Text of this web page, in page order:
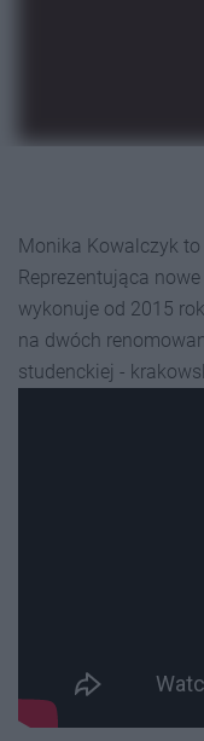
Monika Kowalczyk
Reprezentująca
wykonuje od 2015
na dwóch
studenckiej -